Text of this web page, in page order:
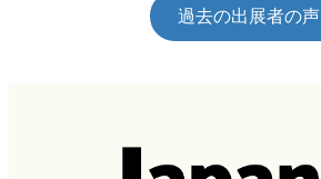
過去の出展者の声